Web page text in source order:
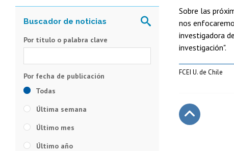
Sobre las
nos
investigadora
investigación".
FCEI U. de Chile
Por título o palabra clave
Todas
Última semana
Último mes
Último año